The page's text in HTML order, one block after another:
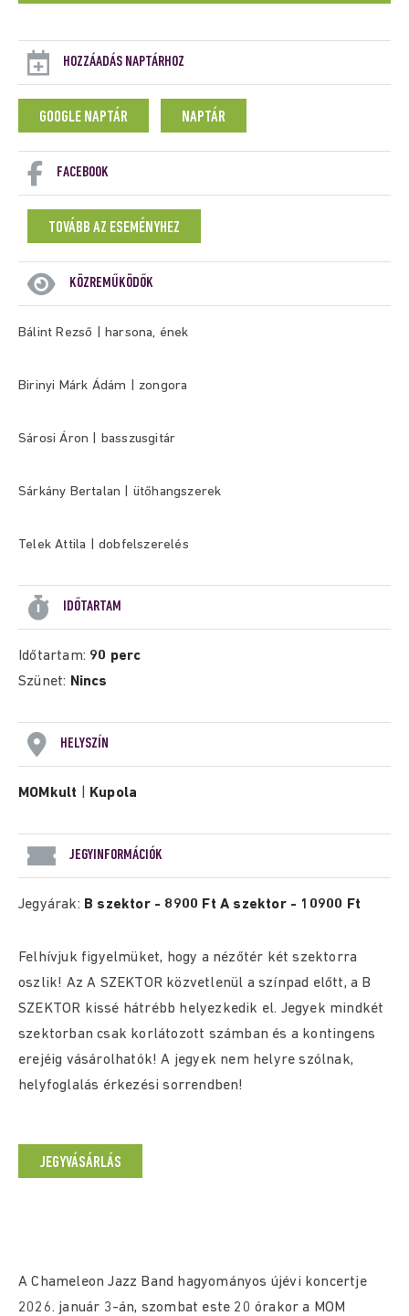
HOZZÁADÁS NAPTÁRHOZ
GOOGLE NAPTÁR NAPTÁR
FACEBOOK
TOVÁBB AZ ESEMÉNYHEZ
KÖZREMŰKÖDŐK
Bálint Rezső | harsona, ének
Birinyi Márk Ádám | zongora
Sárosi Áron | basszusgitár
Sárkány Bertalan | ütőhangszerek
Telek Attila | dobfelszerelés
IDŐTARTAM
Időtartam: 90 perc
Szünet: Nincs
HELYSZÍN
MOMkult Kupola
JEGYINFORMÁCIÓK
Jegyárak: B szektor - 8900 Ft A szektor - 10900 Ft
Felhívjuk figyelmüket, hogy a nézőtér két szektorra
oszlik! Az A SZEKTOR közvetlenül a színpad előtt, a B
SZEKTOR kissé hátrébb helyezkedik el. Jegyek mindkét
szektorban csak korlátozott számban és a kontingens
erejéig vásárolhatók! A jegyek nem helyre szólnak,
helyfoglalás érkezési sorrendben!
JEGYVÁSÁRLÁS
A Chameleon Jazz Band hagyományos újévi koncertje
2026. január 3-án, szombat este 20 órakor a MOM